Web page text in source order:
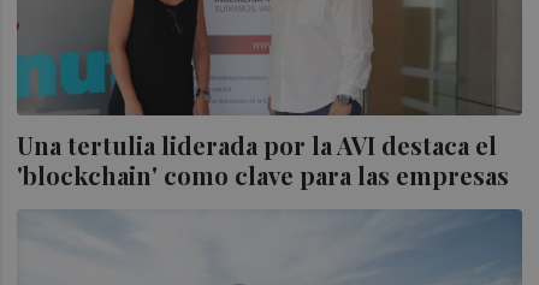
Una tertulia liderada por la AVI destaca el
'blockchain' como clave para las empresas